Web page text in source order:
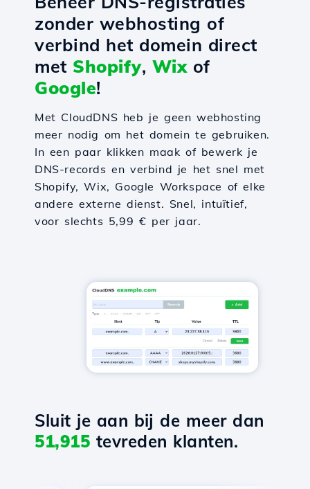
zonder webhosting of
verbind het domein direct
met Shopify, Wixof
Google!
Met CloudDNS heb je geen webhosting
meer nodig om het domein te gebruiken.
In een paar klikken maak of bewerk je
DNS-records en verbind je het snel met
Shopify, Wix, Google Workspace of elke
andere externe dienst. Snel, intuïtief,
voor slechts 5,99 € per jaar.
Sluit je aan bij de meer dan
51,915 tevreden klanten.